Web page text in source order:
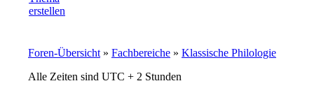
Foren-Übersicht » Fachbereiche » Klassische Philologie
Alle Zeiten sind UTC + 2 Stunden